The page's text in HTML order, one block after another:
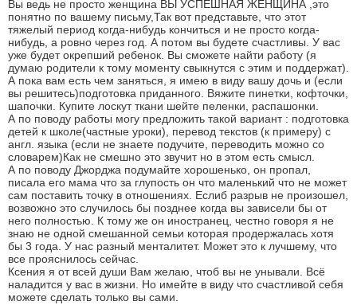
Вы ведь не просто женщина ВЫ УСПЕШНАЯ ЖЕНЩИНА ,это
понятно по вашему письму,Так вот представьте, что этот
тяжелый период когда-нибудь кончиться и не просто когда-
нибудь, а ровно через год. А потом вы будете счастливы. У вас
уже будет окрепший ребенок. Вы сможете найти работу (я
думаю родители к тому моменту свыкнутся с этим и поддержат).
А пока вам есть чем заняться, я имею в виду вашу дочь и (если
вы решитесь)подготовка приданного. Вяжите пинетки, кофточки,
шапочки. Купите лоскут ткани шейте пеленки, распашонки.
А по поводу работы могу предложить такой вариант : подготовка
детей к школе(частные уроки), перевод текстов (к примеру) с
англ. языка (если не знаете подучите, переводить можно со
словарем)Как не смешно это звучит но в этом есть смысл.
А по поводу Джорджа подумайте хорошенько, он пропал,
писала его мама что за глупость он что маленький что не может
сам поставить точку в отношениях. Еслиб разрыв не произошел,
возвожно это случилось бы позднее когда вы зависели бы от
него полностью. К тому же он иностранец, честно говоря я не
знаю не одной смешанной семьи которая продержалась хотя
бы 3 года. У нас разный менталитет. Может это к лучшему, что
все прояснилось сейчас.
Ксения я от всей души Вам желаю, чтоб вы не унывали. Всё
наладится у вас в жизни. Но имейте в виду что счастливой себя
можете сделать только вы сами.